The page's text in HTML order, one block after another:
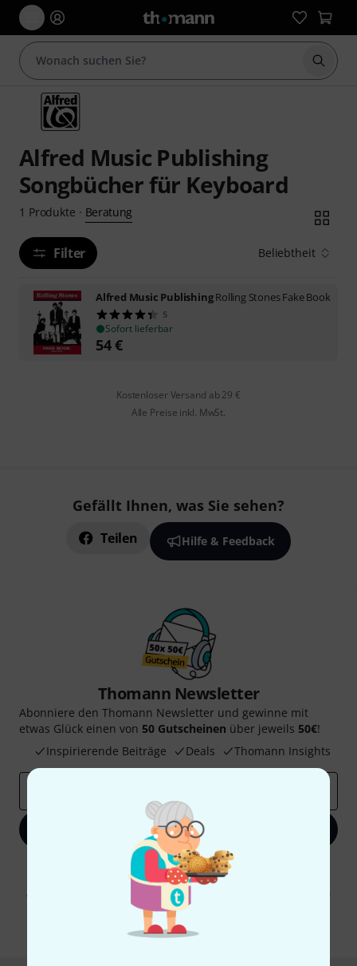
Suche
Alfred Music Publishing
Songbücher für Keyboard
1 Produkte · Beratung
Filter Beliebtheit
Alfred Music PublishingRolling Stones Fake Book
5
Sofort lieferbar
54€
Kostenloser Versand ab 29 €
Alle Preise inkl. MwSt.
Gefällt Ihnen, was Sie sehen?
Teilen Hilfe & Feedback
Thomann Newsletter
Abonniere den Thomann Newsletter und gewinne mit
etwas Glück einen von 50 Gutscheinen über jeweils 50€!
Inspirierende Beiträge
Deals Thomann Insights
Jetzt anmelden
Mit Klick auf „Jetzt anmelden“ stimmen Sie dem Erhalt von E-Mail-
Werbung und einer Messung des E-Mail-Nutzungsverhaltens zu. Die
Abmeldung ist jederzeit möglich. Weitere Informationen finden Sie in
unseren
Datenschutzhinweisen
* Pflichtfeld